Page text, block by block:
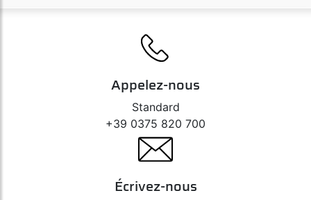
Appelez-nous
Standard
+39 0375 820 700
Écrivez-nous